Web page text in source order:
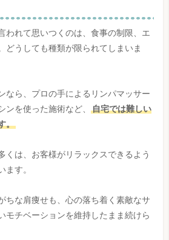
われて思いつくのは、食事の制限、エ
どうしても種類が限られてしまいま
なら、プロの手によるリンパマッサー
ンを使った施術など、
自宅では難しい
。
くは、お客様がリラックスできるよう
ます。
ちな肩痩せも、心の落ち着く素敵なサ
モチベーションを維持したまま続けら